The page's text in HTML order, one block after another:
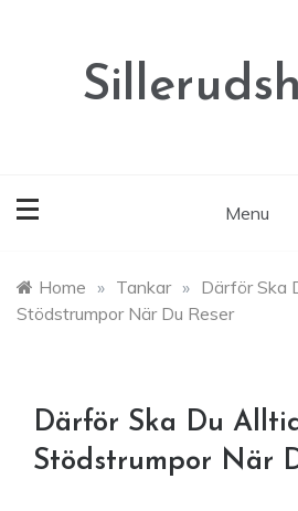
Menu
Home » Tankar » Därför Ska
Stödstrumpor När Du Reser
Därför Ska Du
Stödstrumpor När